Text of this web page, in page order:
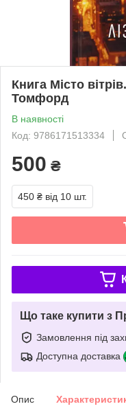
Книга Місто
Томфорд
В наявності
Код: 9786171513334
500 ₴
450 ₴ від 10 шт.
Що таке купити з
Замовлення під
Доступна доставка
Опис